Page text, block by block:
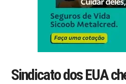
Sindicato dos EUA